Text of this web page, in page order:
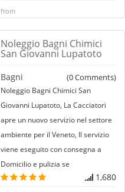
from
Noleggio Bagni Chimici
San Giovanni Lupatoto
Bagni (0Comments)
Noleggio Bagni Chimici San
Giovanni Lupatoto, La Cacciatori
apre un nuovo servizio nel settore
ambiente per il Veneto, Il servizio
viene eseguito con consegna a
Domicilio e pulizia se
1,680